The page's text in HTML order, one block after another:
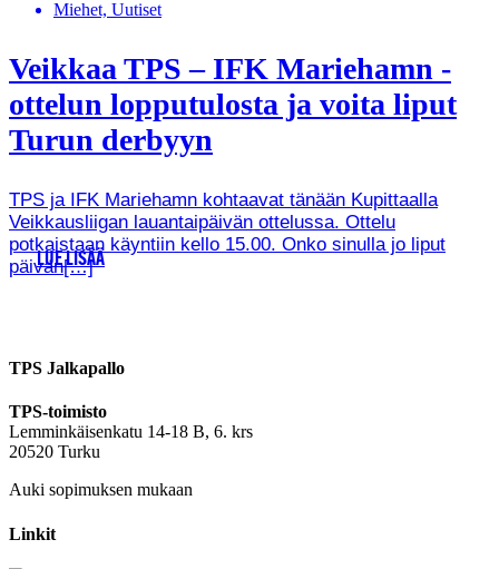
Miehet, Uutiset
Veikkaa TPS – IFK Mariehamn -
ottelun lopputulosta ja voita liput
Turun derbyyn
TPS ja IFK Mariehamn kohtaavat tänään Kupittaalla
Veikkausliigan lauantaipäivän ottelussa. Ottelu
potkaistaan käyntiin kello 15.00. Onko sinulla jo liput
päivän[…]
LUE LISÄÄ
TPS Jalkapallo
TPS-toimisto
Lemminkäisenkatu 14-18 B, 6. krs
20520 Turku
Auki sopimuksen mukaan
Linkit